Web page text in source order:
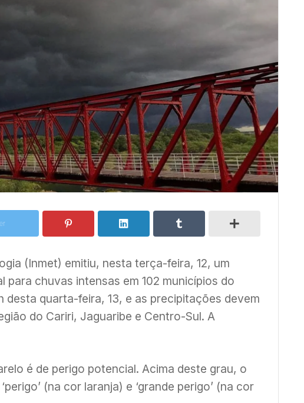
(Inmet) emitiu, nesta terça-feira, 12, um
para chuvas intensas em 102 municípios do
desta quarta-feira, 13, e as precipitações devem
do Cariri, Jaguaribe e Centro-Sul. A
é de perigo potencial. Acima deste grau, o
(na cor laranja) e ‘grande perigo’ (na cor